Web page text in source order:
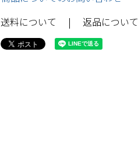
送料について
返品について